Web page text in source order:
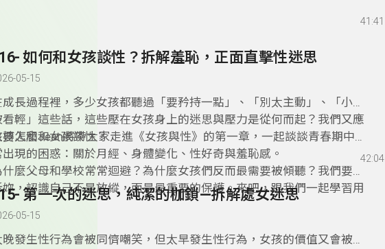
人往往難以察覺異狀。最後，Abby 將分享學生與教師在日常使用社群平
助校園建立更具防護力的數位素養。收聽本集節目，在網路已經與實體
活高度相容的今日，讓我們一起提升資訊素養與資安概念。
41:41
如何和女孩談性？拆解羞恥，正面直擊性迷思
05-15
成長過程裡，多少女孩都聽過「要矜持一點」、「別太主動」、「小心
看輕」這些話，這些壓在女孩身上的迷思與壓力是從何而起？我們又應
要怎麼和女孩談性？
持人和Jean將帶大家走進《女孩與性》的第一章，一起談談青春期中最
出現的困惑：關於月經、身體變化、性好奇與羞恥感。
什麼父母和學校常常迴避？為什麼女孩們反而最需要被傾聽？我們要告
妳，認識自己不是放縱，而是最重要的保護。來吧，跟我們一起學習用
在的態度擁抱身體，練習勇敢說出「這是我的選擇」。
42:04
第一次的迷思，純潔的枷鎖—拆解處女迷思
05-15
晚發生性行為會被同儕嘲笑，但太早發生性行為，女孩的價值又會被大